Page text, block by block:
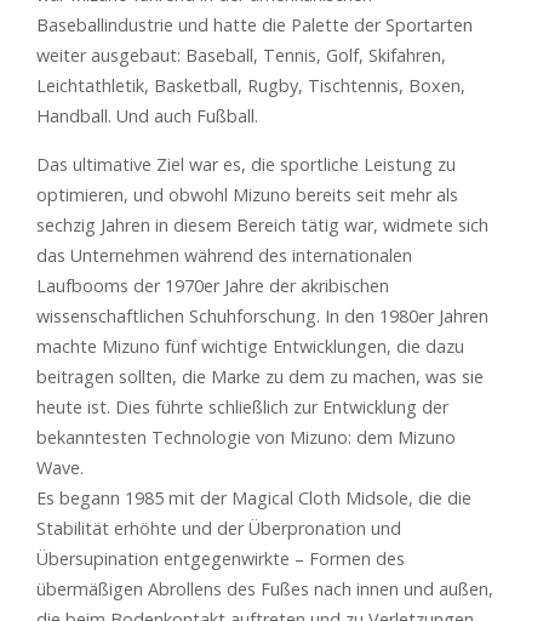
Baseballindustrie und hatte die Palette der Sportarten
weiter ausgebaut: Baseball, Tennis, Golf, Skifahren,
Leichtathletik, Basketball, Rugby, Tischtennis, Boxen,
Handball. Und auch Fußball.
Das ultimative Ziel war es, die sportliche Leistung zu
optimieren, und obwohl Mizuno bereits seit mehr als
sechzig Jahren in diesem Bereich tätig war, widmete sich
das Unternehmen während des internationalen
Laufbooms der 1970er Jahre der akribischen
wissenschaftlichen Schuhforschung. In den 1980er Jahren
machte Mizuno fünf wichtige Entwicklungen, die dazu
beitragen sollten, die Marke zu dem zu machen, was sie
heute ist. Dies führte schließlich zur Entwicklung der
bekanntesten Technologie von Mizuno: dem Mizuno
Wave.
Es begann 1985 mit der Magical Cloth Midsole, die die
Stabilität erhöhte und der Überpronation und
Übersupination entgegenwirkte – Formen des
übermäßigen Abrollens des Fußes nach innen und außen,